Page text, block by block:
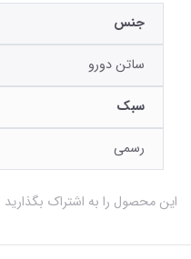
جنس
ساتن دورو
سبک
رسمی
این محصول را به اشتراک بگذارید